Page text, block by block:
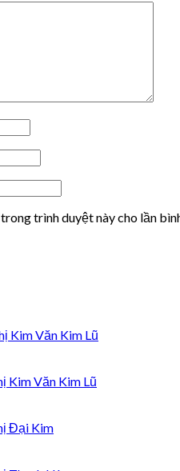
trình duyệt này cho lần
Kim Văn Kim Lũ
Kim Văn Kim Lũ
Đại Kim